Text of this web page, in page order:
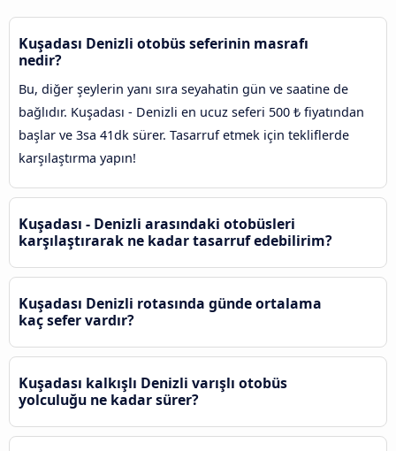
Kuşadası Denizli otobüs seferinin masrafı
nedir?
Bu, diğer şeylerin yanı sıra seyahatin gün ve saatine de
bağlıdır. Kuşadası - Denizli en ucuz seferi 500 ₺ fiyatından
başlar ve 3sa 41dk sürer. Tasarruf etmek için tekliflerde
karşılaştırma yapın!
Kuşadası - Denizli arasındaki otobüsleri
karşılaştırarak ne kadar tasarruf edebilirim?
Kuşadası Denizli rotasında günde ortalama
kaç sefer vardır?
Kuşadası kalkışlı Denizli varışlı otobüs
yolculuğu ne kadar sürer?